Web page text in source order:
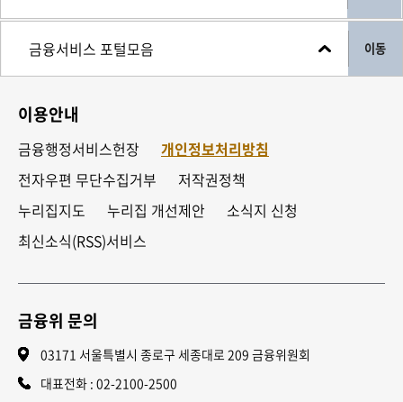
이동
이용안내
금융행정서비스헌장
개인정보처리방침
전자우편 무단수집거부
저작권정책
누리집지도
누리집 개선제안
소식지 신청
최신소식(RSS)서비스
금융위 문의
03171 서울특별시 종로구 세종대로 209 금융위원회
대표전화 : 02-2100-2500